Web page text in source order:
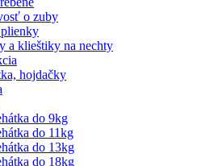
o zuby
a klieštiky na nechty
hojdačky
do 9kg
do 11kg
do 13kg
do 18kg